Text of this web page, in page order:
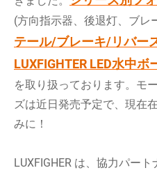
(方向指示器、後退灯、ブレ
テール/ブレーキ/リバー
LUXFIGHTER LED水中ボ
を取り扱っております。モ
ズは近日発売予定で、現在
みに！
LUXFIGHER は、協力パー